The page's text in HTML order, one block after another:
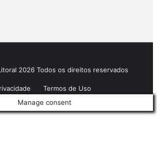
2026 Todos os direitos reservados
Termos de Uso
Manage consent